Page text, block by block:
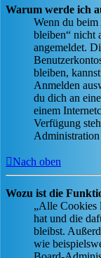
Warum werde ich
Wenn du
bleiben“ nicht
angemeldet.
bleiben,
Anmelden
du dich an
einem
Verfügung
Administration
Nach oben
Wozu ist die
„Alle Cookies
hat und die
bleibst.
wie